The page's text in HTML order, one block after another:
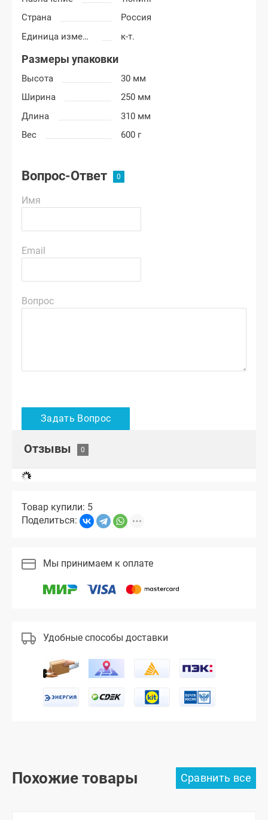
Страна
Россия
Единица измерения
к-т.
Размеры упаковки
Высота
30 мм
Ширина
250 мм
Длина
310 мм
Вес
600 г
Вопрос-Ответ
Имя
Email
Вопрос
Отзывы
Товар купили: 5
Поделиться:
Мы принимаем к оплате
Удобные способы доставки
Похожие товары